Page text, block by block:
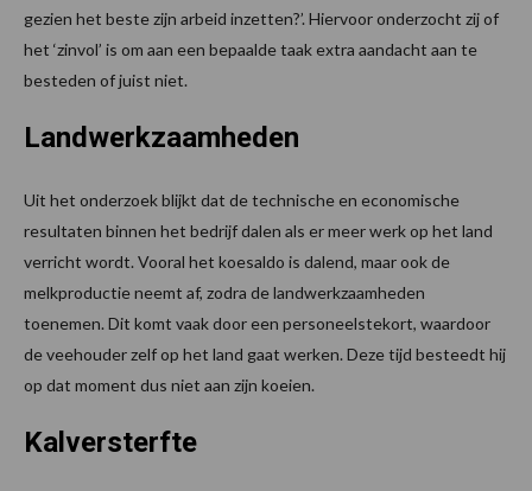
gezien het beste zijn arbeid inzetten?’. Hiervoor onderzocht zij of
het ‘zinvol’ is om aan een bepaalde taak extra aandacht aan te
besteden of juist niet.
Landwerkzaamheden
Uit het onderzoek blijkt dat de technische en economische
resultaten binnen het bedrijf dalen als er meer werk op het land
verricht wordt. Vooral het koesaldo is dalend, maar ook de
melkproductie neemt af, zodra de landwerkzaamheden
toenemen. Dit komt vaak door een personeelstekort, waardoor
de veehouder zelf op het land gaat werken. Deze tijd besteedt hij
op dat moment dus niet aan zijn koeien.
Kalversterfte